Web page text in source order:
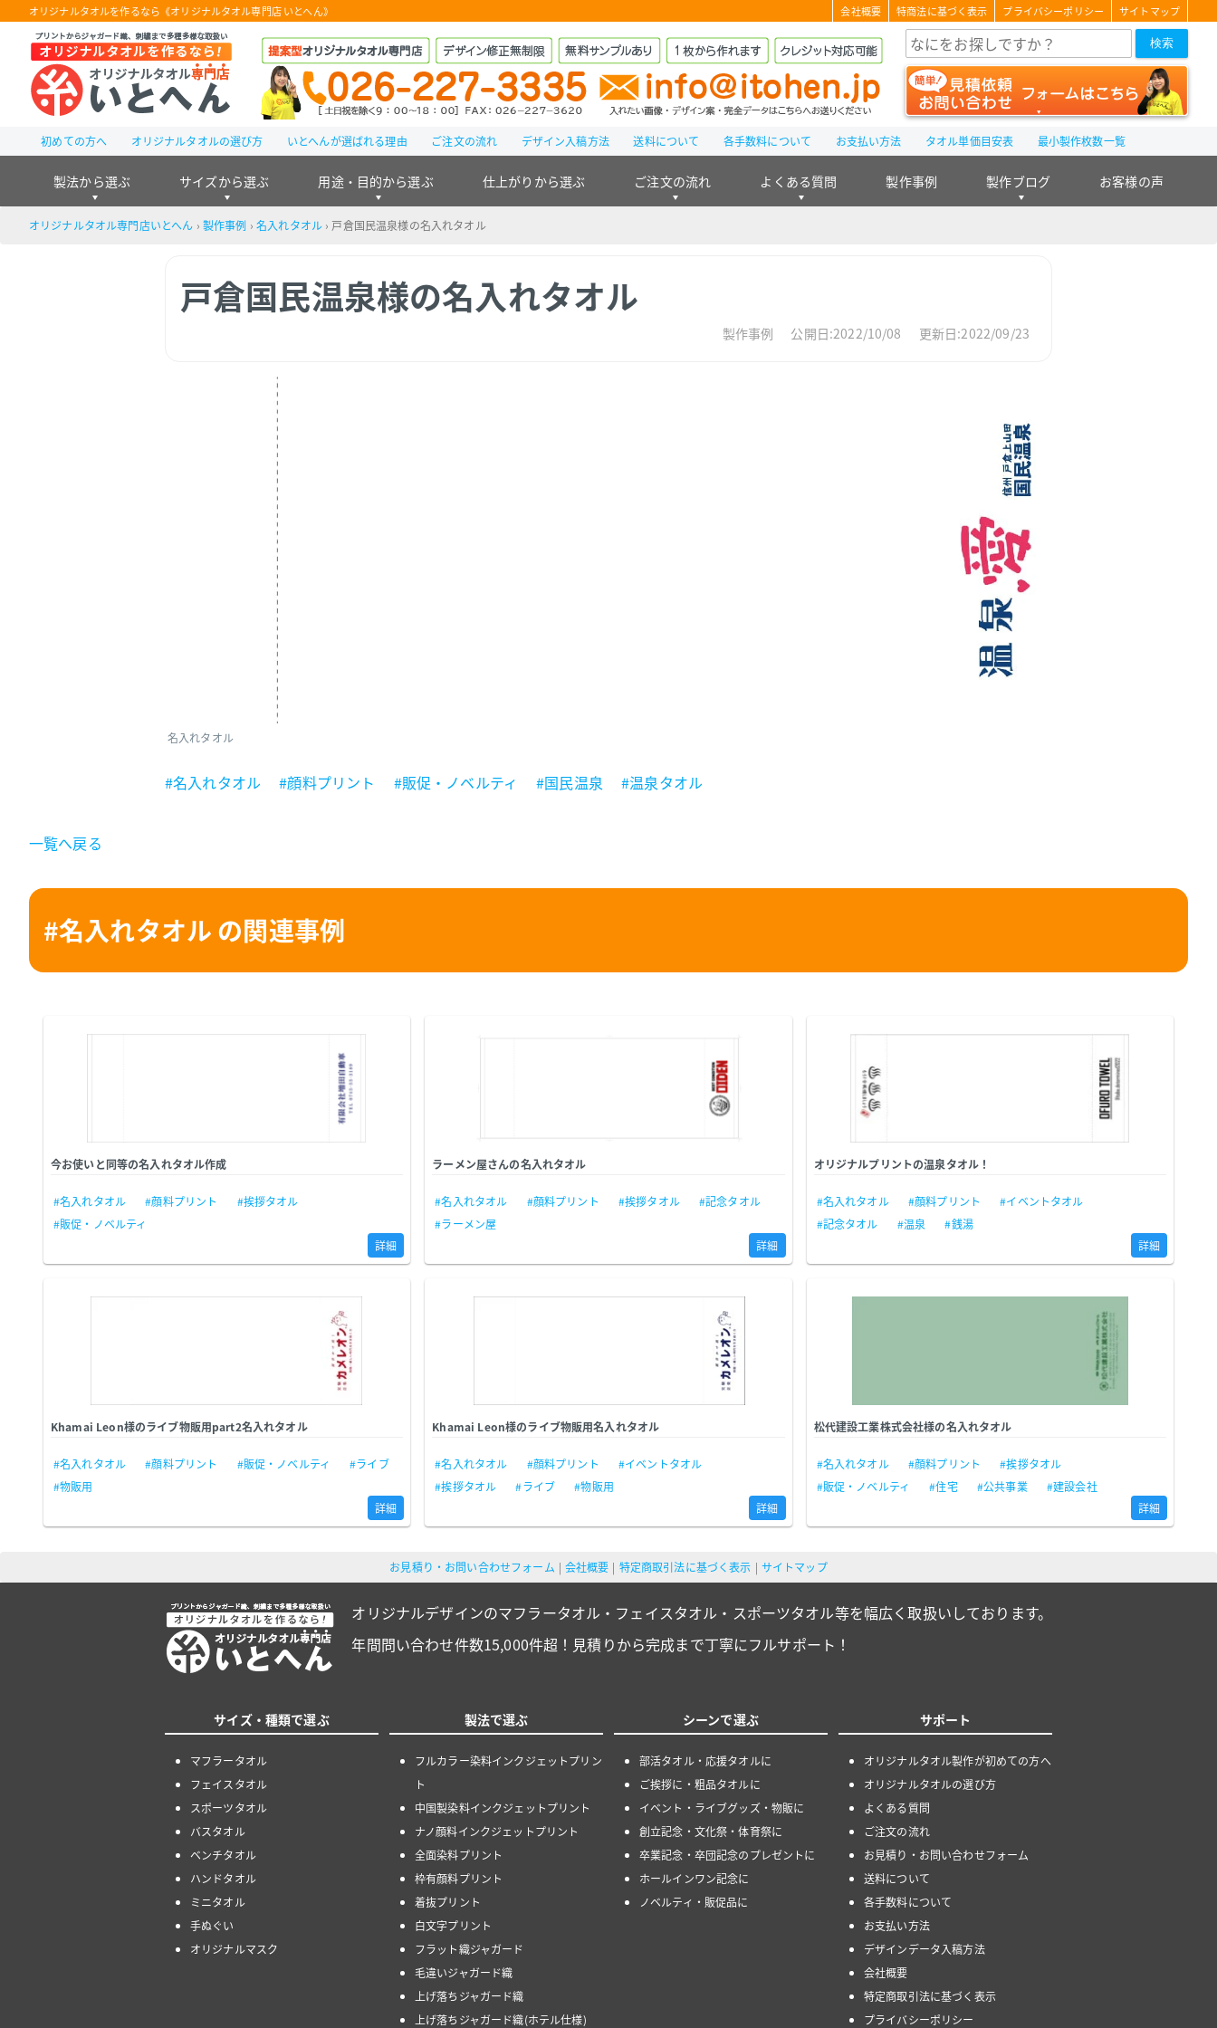
オリジナルタオルを作るなら《オリジナルタオル専門店 いとへん》 会社概要 特商法に基づく表示 プライバシーポリシー サイトマップ
検索
初めての方へ オリジナルタオルの選び方 いとへんが選ばれる理由 ご注文の流れ デザイン入稿方法 送料について 各手数料について お支払い方法 タオル単価目安表 最小製作枚数一覧
製法から選ぶ サイズから選ぶ 用途・目的から選ぶ 仕上がりから選ぶ ご注文の流れ よくある質問 製作事例 製作ブログ お客様の声
オリジナルタオル専門店いとへん › 製作事例 › 名入れタオル › 戸倉国民温泉様の名入れタオル
戸倉国民温泉様の名入れタオル
製作事例 公開日:2022/10/08 更新日:2022/09/23
名入れタオル
#名入れタオル #顔料プリント #販促・ノベルティ #国民温泉 #温泉タオル
一覧へ戻る
#名入れタオル の関連事例
今お使いと同等の名入れタオル作成
#名入れタオル #顔料プリント
#挨拶タオル
#販促・ノベルティ
詳細
ラーメン屋さんの名入れタオル
#名入れタオル #顔料プリント #挨拶タオル
#記念タオル
#ラーメン屋
詳細
オリジナルプリントの温泉タオル！
#名入れタオル #顔料プリント
#イベントタオル
#記念タオル
#温泉
#銭湯
詳細
Khamai Leon様のライブ物販用part2名入れタオル
#名入れタオル #顔料プリント #販促・ノベルティ
#ライブ
#物販用
詳細
Khamai Leon様のライブ物販用名入れタオル
#名入れタオル #顔料プリント
#イベントタオル
#挨拶タオル
#ライブ
#物販用
詳細
松代建設工業株式会社様の名入れタオル
#名入れタオル #顔料プリント
#挨拶タオル
#販促・ノベルティ
#住宅 #公共事業
#建設会社
詳細
お見積り・お問い合わせフォーム 会社概要 特定商取引法に基づく表示 サイトマップ
オリジナルデザインのマフラータオル・フェイスタオル・スポーツタオル等を幅広く取扱いしております。
年間問い合わせ件数15,000件超！見積りから完成まで丁寧にフルサポート！
サイズ・種類で選ぶ
マフラータオル
フェイスタオル
スポーツタオル
バスタオル
ベンチタオル
ハンドタオル
ミニタオル
手ぬぐい
オリジナルマスク
製法で選ぶ
フルカラー染料インクジェットプリン
ト
中国製染料インクジェットプリント
ナノ顔料インクジェットプリント
全面染料プリント
枠有顔料プリント
着抜プリント
白文字プリント
フラット織ジャガード
毛違いジャガード織
上げ落ちジャガード織
上げ落ちジャガード織(ホテル仕様)
シーンで選ぶ
部活タオル・応援タオルに
ご挨拶に・粗品タオルに
イベント・ライブグッズ・物販に
創立記念・文化祭・体育祭に
卒業記念・卒団記念のプレゼントに
ホールインワン記念に
ノベルティ・販促品に
サポート
オリジナルタオル製作が初めての方へ
オリジナルタオルの選び方
よくある質問
ご注文の流れ
お見積り・お問い合わせフォーム
送料について
各手数料について
お支払い方法
デザインデータ入稿方法
会社概要
特定商取引法に基づく表示
プライバシーポリシー